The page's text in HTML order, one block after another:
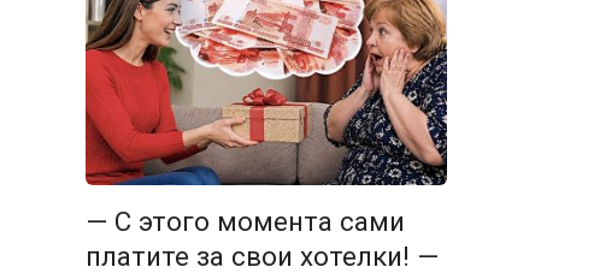
— С этого момента сами
платите за свои хотелки! —